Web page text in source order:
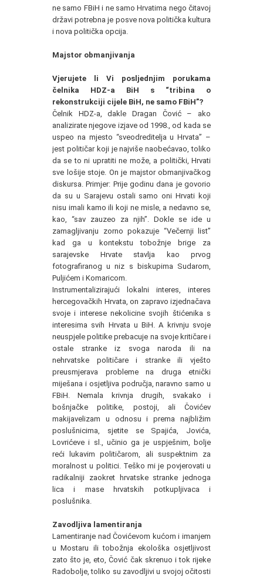
ne samo FBiH i ne samo Hrvatima nego čitavoj
državi potrebna je posve nova politička kultura
i nova politička opcija.
Majstor obmanjivanja
Vjerujete li Vi posljednjim porukama
čelnika HDZ-a BiH s “tribina o
rekonstrukciji cijele BiH, ne samo FBiH”?
Čelnik HDZ-a, dakle Dragan Čović – ako
analizirate njegove izjave od 1998., od kada se
uspeo na mjesto “sveodreditelja u Hrvata” –
jest političar koji je najviše naobećavao, toliko
da se to ni upratiti ne može, a politički, Hrvati
sve lošije stoje. On je majstor obmanjivačkog
diskursa. Primjer: Prije godinu dana je govorio
da su u Sarajevu ostali samo oni Hrvati koji
nisu imali kamo ili koji ne misle, a nedavno se,
kao, “sav zauzeo za njih”. Dokle se ide u
zamagljivanju zorno pokazuje “Večernji list”
kad ga u kontekstu tobožnje brige za
sarajevske Hrvate stavlja kao prvog
fotografiranog u niz s biskupima Sudarom,
Puljićem i Komaricom.
Instrumentalizirajući lokalni interes, interes
hercegovačkih Hrvata, on zapravo izjednačava
svoje i interese nekolicine svojih štićenika s
interesima svih Hrvata u BiH. A krivnju svoje
neuspjele politike prebacuje na svoje kritičare i
ostale stranke iz svoga naroda ili na
nehrvatske političare i stranke ili vješto
preusmjerava probleme na druga etnički
miješana i osjetljiva područja, naravno samo u
FBiH. Nemala krivnja drugih, svakako i
bošnjačke politike, postoji, ali Čovićev
makijavelizam u odnosu i prema najbližim
poslušnicima, sjetite se Spajića, Jovića,
Lovrićeve i sl., učinio ga je uspješnim, bolje
reći lukavim političarom, ali suspektnim za
moralnost u politici. Teško mi je povjerovati u
radikalniji zaokret hrvatske stranke jednoga
lica i mase hrvatskih potkupljivaca i
poslušnika.
Zavodljiva lamentiranja
Lamentiranje nad Čovićevom kućom i imanjem
u Mostaru ili tobožnja ekološka osjetljivost
zato što je, eto, Čović čak skrenuo i tok rijeke
Radobolje, toliko su zavodljivi u svojoj očitosti